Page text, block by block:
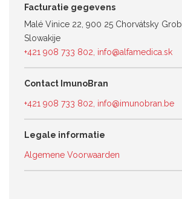
Facturatie gegevens
Malé Vinice 22, 900 25 Chorvátsky Grob
Slowakije
+421 908 733 802 info@alfamedica.sk
Contact ImunoBran
+421 908 733 802 info@imunobran.be
Legale informatie
Algemene Voorwaarden